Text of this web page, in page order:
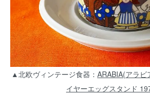
▲北欧ヴィンテージ食器： ARABIA(アラ
イヤーエッグスタンド